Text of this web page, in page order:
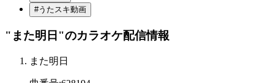
#うたスキ動画
"また明日"のカラオケ配信情報
また明日